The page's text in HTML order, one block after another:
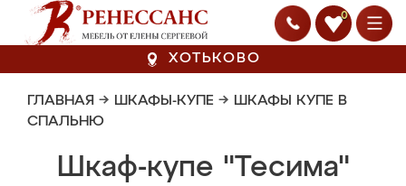
0
ХОТЬКОВО
ГЛАВНАЯ → ШКАФЫ-КУПЕ → ШКАФЫ КУПЕ В
СПАЛЬНЮ
Шкаф-купе "Тесима"